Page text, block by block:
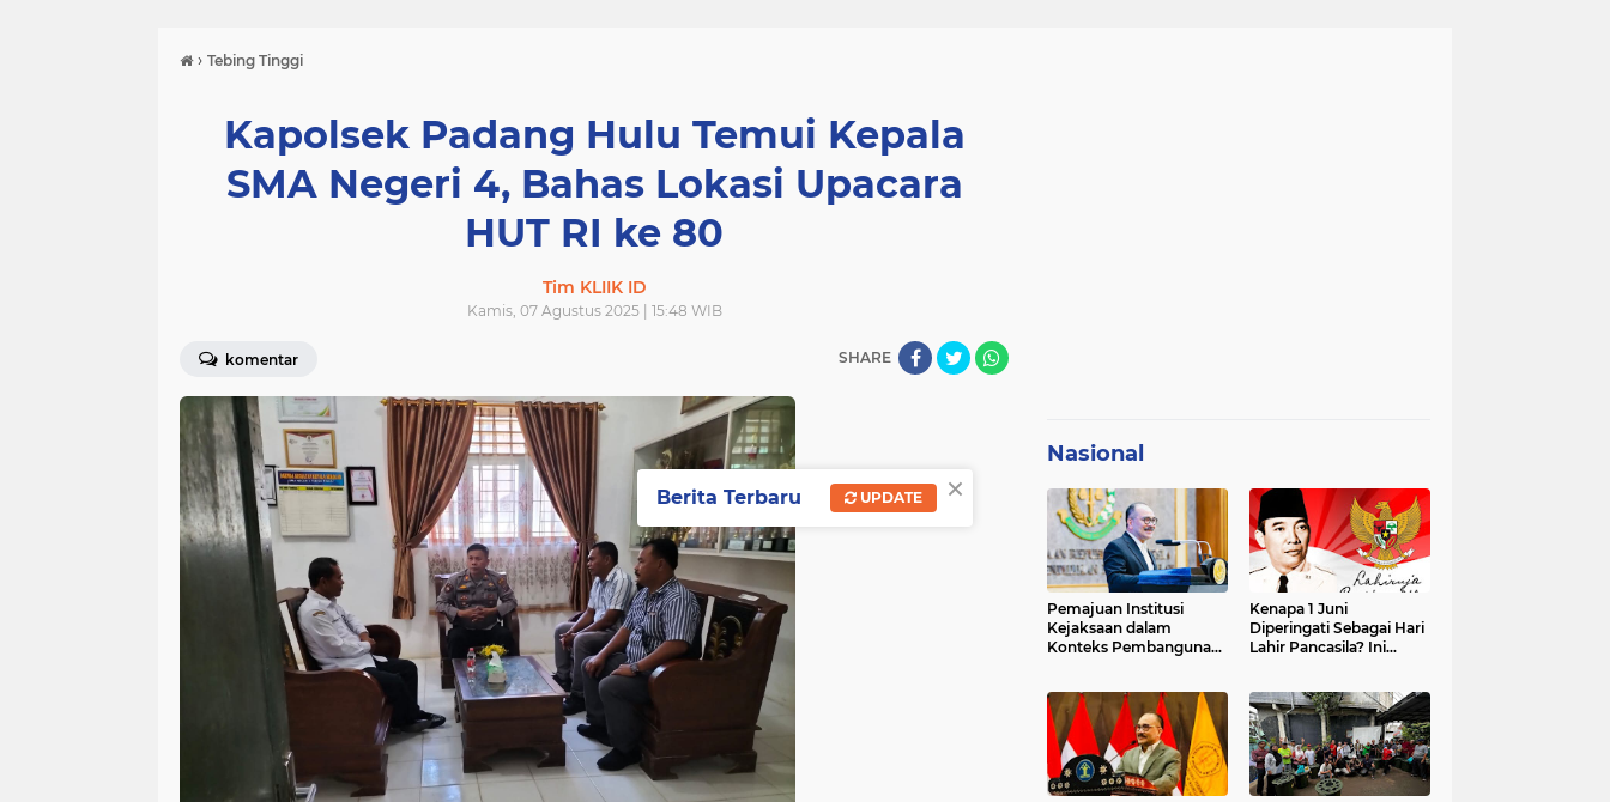
› Tebing Tinggi
Kapolsek Padang Hulu Temui Kepala
SMA Negeri 4, Bahas Lokasi Upacara
HUT RI ke 80
Tim KLIIK ID
Kamis, 07 Agustus 2025 | 15:48 WIB
komentar SHARE
Nasional
Pemajuan Institusi
Kejaksaan dalam
Konteks Pembangunan
Kenapa 1 Juni
Diperingati Sebagai Hari
Lahir Pancasila? Ini
×
Berita Terbaru UPDATE